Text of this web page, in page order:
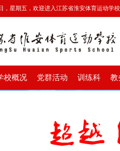
，星期五，欢迎进入江苏省淮安体育运动学
校概况 党群活动 训练科 教